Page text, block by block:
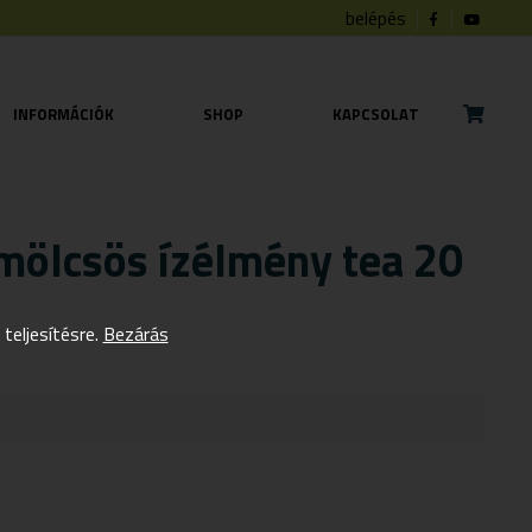
belépés
INFORMÁCIÓK SHOP KAPCSOLAT
ízélmény tea 20
Bezárás